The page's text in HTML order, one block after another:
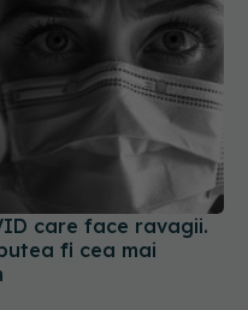
care face ravagii.
fi cea mai